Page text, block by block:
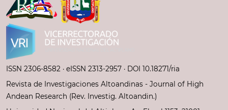
ISSN 2306-8582 · eISSN 2313-2957 · DOI 10.18271/ria
Revista de Investigaciones Altoandinas - Journal of High
Andean Research (Rev. Investig. Altoandin.)